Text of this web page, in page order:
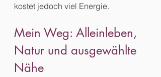
kostet jedoch viel Energie.
Mein Weg: Alleinleben,
Natur und ausgewählte
Nähe